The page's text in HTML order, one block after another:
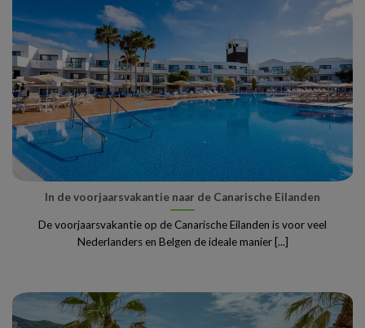
In de voorjaarsvakantie naar de Canarische Eilanden
De voorjaarsvakantie op de Canarische Eilanden is voor veel
Nederlanders en Belgen de ideale manier [...]